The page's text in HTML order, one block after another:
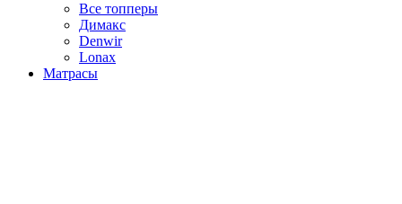
Все топперы
Димакс
Denwir
Lonax
Матрасы